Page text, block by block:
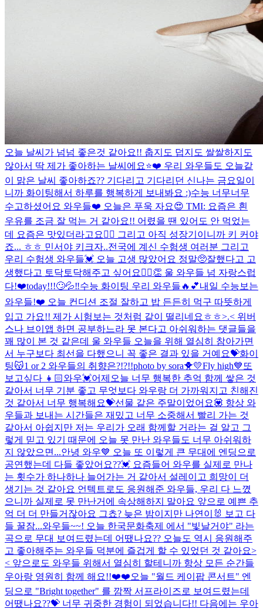
오늘 날씨가 넘넘 좋은것 같아요!! 춥지도 덥지도 쌀쌀하지도
않아서 딱 제가 좋아하는 날씨에요⭐️❤️ 우리 와우들도 오늘같
이 맑은 날씨 좋아하죠?? 기다리고 기다리던 신나는 금요일이
니까 화이팅해서 하루를 행복하게 보내봐요 :)수능 너무너무
수고하셨어요 와우들❤️ 오늘은 푸욱 자요😍 TMI: 요즘은 흰
우유를 조금 잘 먹는 거 같아요!! 어렸을 땐 있어도 안 먹었는
데 요즘은 맛있더라고요👍🏻 그리고 아직 성장기이니까 키 커야
죠... ㅎㅎ 민서야 키크자..전국에 계신 수험생 여러분 그리고
우리 수험생 와우들💓 오늘 고생 많았어요 정말🥺잘했다고 고
생했다고 토닥토닥해주고 싶어요🙆‍♀️👏 울 와우들 넘 자랑스럽
다!❤️today!!!🙄💦‼️수능 화이팅 우리 와우들🔥💕내일 수능보는
와우들!❤️ 오늘 컨디션 조절 잘하고 밥 든든히 먹구 따뜻하게
입고 가요!! 제가 시험보는 것처럼 같이 떨리네요ㅎㅎ>.< 위버
스나 브이앱 하면 공부하느라 못 본다고 아쉬워하는 댓글들을
꽤 많이 본 것 같은데 울 와우들 오늘을 위해 열심히 참아가면
서 누구보다 최선을 다했으니 꼭 좋은 결과 있을 거예요💝화이
팅😽1 or 2 와우들의 취향은?!?!!photo by sora🐥💛Fly high💙 또
보고싶다 👧🏻와우💓어제오늘 너무 행복한 추억 함께 쌓은 것
같아서 너무 기분 좋고 무엇보다 와우랑 더 가까워지고 친해진
것 같아서 너무 행복해요💝선물 같은 주말이었어요💟 항상 와
우들과 보내는 시간들은 재밌고 너무 소중해서 빨리 가는 것
같아서 아쉽지만 저는 우리가 오래 함께할 거라는 걸 알고 그
렇게 믿고 있기 때문에 오늘 못 만난 와우들도 너무 아쉬워하
지 않았으면...안녕 와우💙 오늘 또 이렇게 큰 무대에 엔딩으로
공연했는데 다들 좋았어요??💓 요즘들어 와우를 실제로 만나
는 횟수가 하나하나 늘어가는 거 같아서 설레이고 희망이 더
생기는 것 같아요 언텍트로도 응원해준 와우들, 우리 다 느꼈
으니까 실제로 못 만난거에 속상해하지 말아요 앞으로 예쁜 추
억 더 더 만들거잖아요 그쵸? 늦은 밤이지만 나연이🐰 보고 다
들 꿀잠...와우들~~! 오늘 한국문화축제 에서 "빛날거야" 라는
곡으로 무대 보여드렸는데 어땠나요?? 오늘도 역시 응원해주
고 좋아해주는 와우들 덕분에 즐겁게 할 수 있었던 것 같아요>
< 앞으로도 와우들 위해서 열심히 할테니까 항상 모든 순간들
우아랑 영원히 함께 해요!!❤️❤️오늘 "월드 케이팝 콘서트" 엔
딩으로 "Bright together" 를 깜짝 서프라이즈로 보여드렸는데
어땠나요??💝 너무 귀중한 경험이 되었습니다!! 다음에는 우아